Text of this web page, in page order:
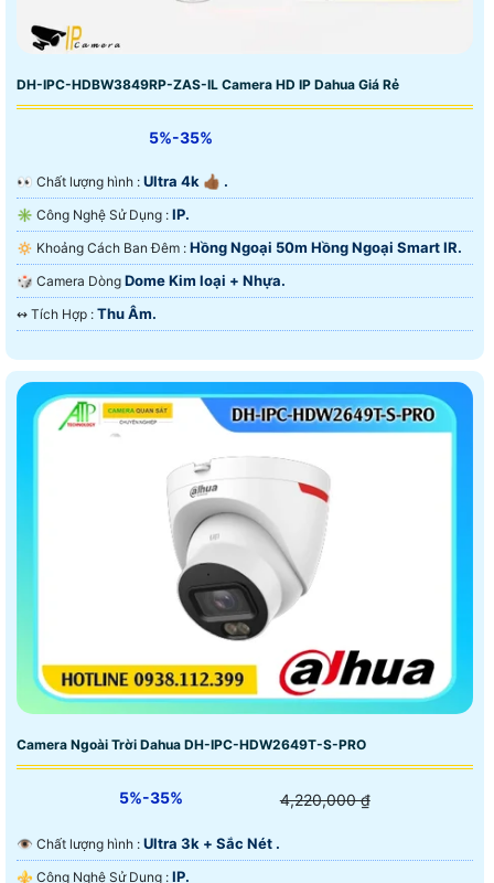
DH-IPC-HDBW3849RP-ZAS-IL Camera HD IP Dahua Giá Rẻ
5%-35%
️👀 Chất lượng hình : Ultra 4k 👍🏾 .
✳️ Công Nghệ Sử Dụng : IP.
🔅 Khoảng Cách Ban Đêm : Hồng Ngoại 50m Hồng Ngoại Smart IR.
🎲 Camera Dòng Dome Kim loại + Nhựa.
️↭ Tích Hợp : Thu Âm.
Camera Ngoài Trời Dahua DH-IPC-HDW2649T-S-PRO
5%-35% 4,220,000 ₫
👁 Chất lượng hình : Ultra 3k + Sắc Nét .
⚜️ Công Nghệ Sử Dụng : IP.